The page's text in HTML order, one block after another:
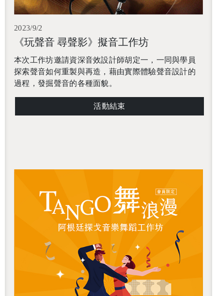
2023/9/2
《玩聲音 尋聲影》擬音工作坊
本次工作坊邀請資深音效設計師胡定一，一同與學員
探索聲音如何重製與再造，藉由實際體驗聲音設計的
過程，發掘聲音的各種面貌。
活動結束